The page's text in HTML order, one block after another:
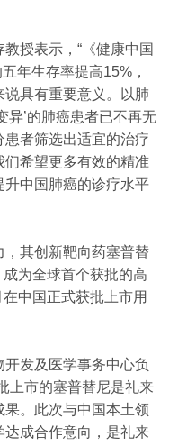
授表示，“《健康中国
年生存率提高15%，
具有重要意义。以肺
异’的肺癌患者已不再无
者筛选出适宜的治疗
希望更多有效的精准
中国肺癌的诊疗水平
其创新靶向药塞普替
为全球首个获批的高
中国正式获批上市用
发及医学事务中心负
上市的塞普替尼是礼来
。此次与中国本土领
成合作意向，是礼来